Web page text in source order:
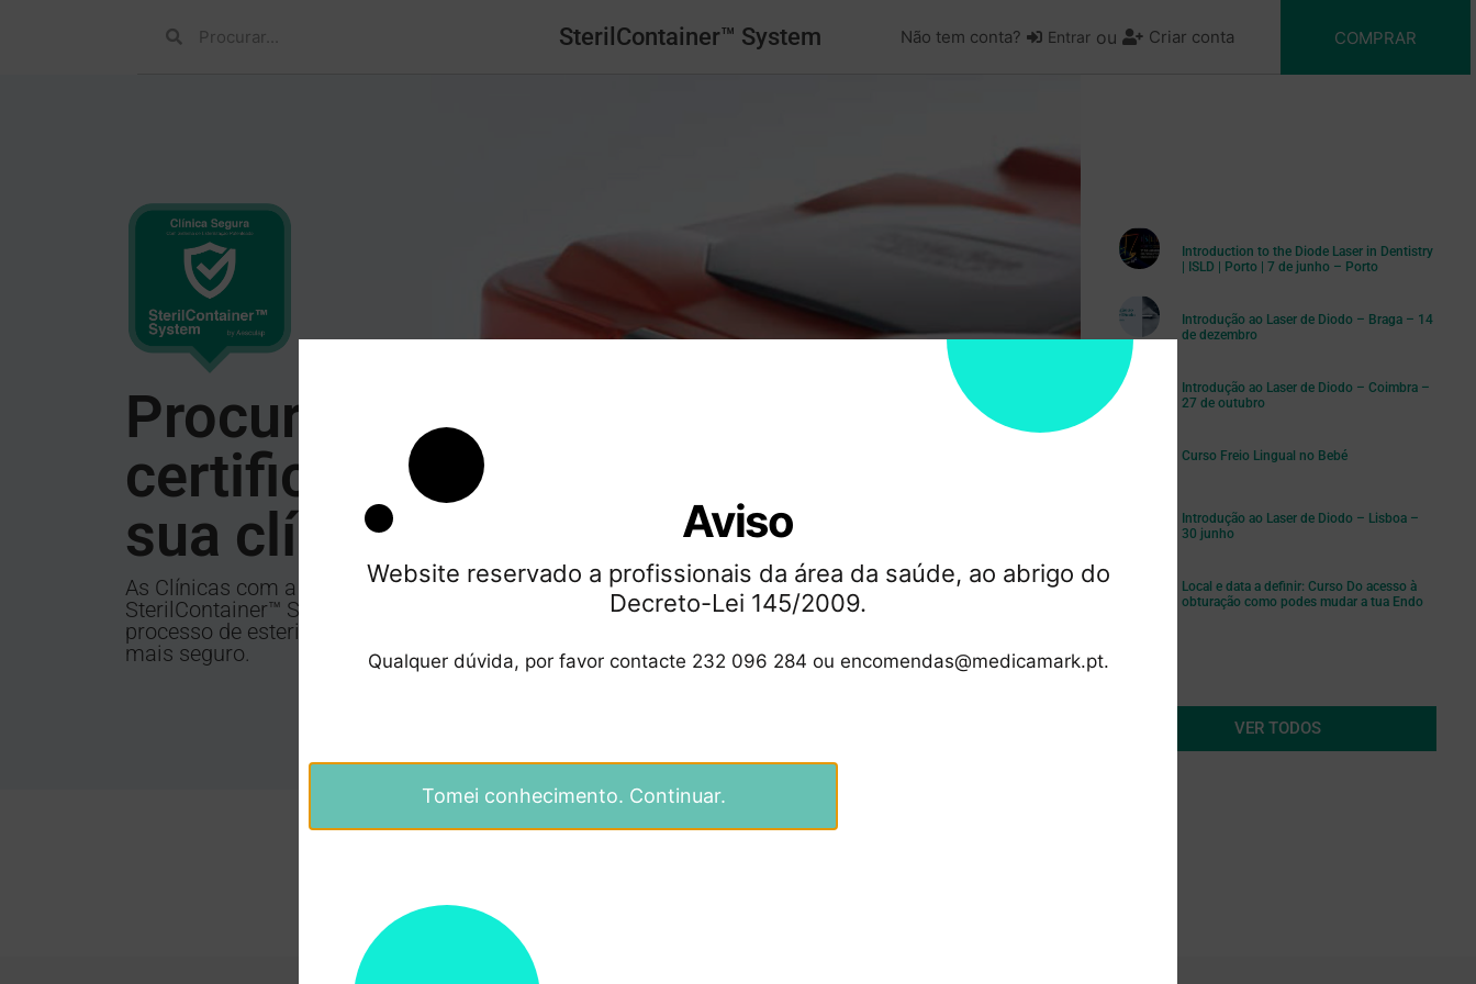
SterilContainer™ System Não tem conta? Entrar ou Criar conta COMPRAR
Procure esta
certificação na
sua clínica.
As Clínicas com a certificação
SterilContainer™ System garante um
processo de esterilização de materiais
mais seguro.
Introduction to the Diode Laser in Dentistry
| ISLD | Porto | 7 de junho – Porto
Introdução ao Laser de Diodo – Braga – 14
de dezembro
Introdução ao Laser de Diodo – Coimbra –
27 de outubro
Curso Freio Lingual no Bebé
Introdução ao Laser de Diodo – Lisboa –
30 junho
Local e data a definir: Curso Do acesso à
obturação como podes mudar a tua Endo
VER TODOS
Aviso
Website reservado a profissionais da área da saúde, ao abrigo do
Decreto-Lei 145/2009.
Qualquer dúvida, por favor contacte 232 096 284 ou encomendas@medicamark.pt.
Tomei conhecimento. Continuar.